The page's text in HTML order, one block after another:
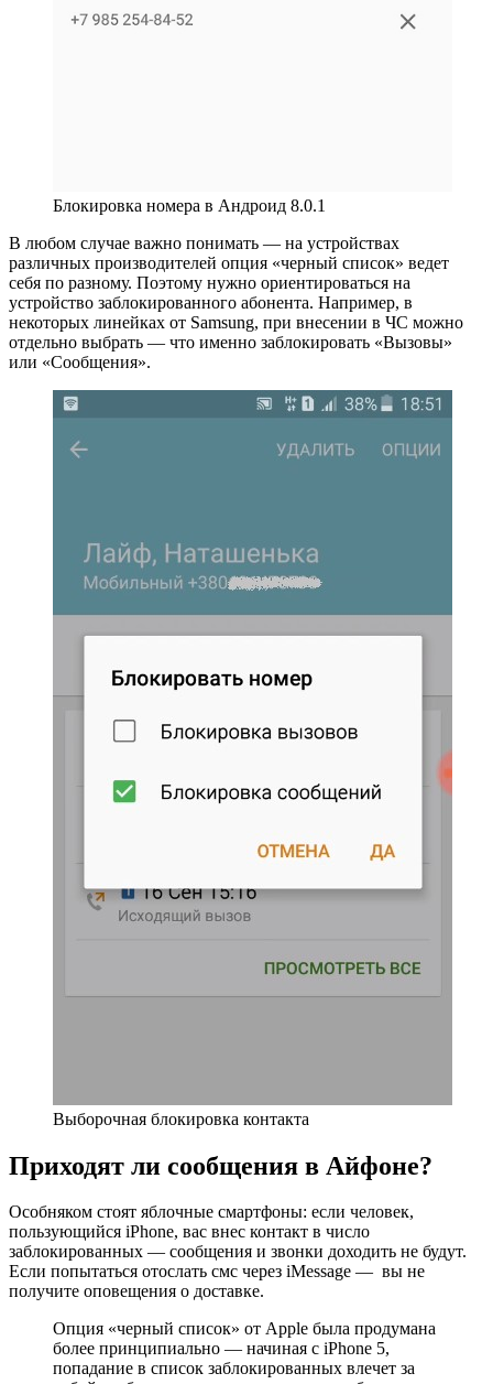
Блокировка номера в Андроид 8.0.1
В любом случае важно понимать — на устройствах
различных производителей опция «черный список» ведет
себя по разному. Поэтому нужно ориентироваться на
устройство заблокированного абонента. Например, в
некоторых линейках от Samsung, при внесении в ЧС можно
отдельно выбрать — что именно заблокировать «Вызовы»
или «Сообщения».
Выборочная блокировка контакта
Приходят ли сообщения в Айфоне?
Особняком стоят яблочные смартфоны: если человек,
пользующийся iPhone, вас внес контакт в число
заблокированных — сообщения и звонки доходить не будут.
Если попытаться отослать смс через iMessage — вы не
получите оповещения о доставке.
Опция «черный список» от Apple была продумана
более принципиально — начиная с iPhone 5,
попадание в список заблокированных влечет за